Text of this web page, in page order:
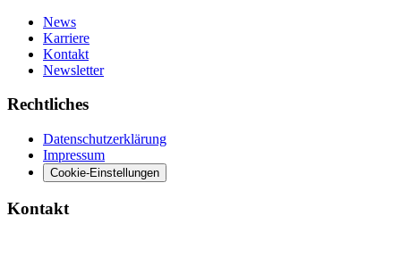
News
Karriere
Kontakt
Newsletter
Rechtliches
Datenschutzerklärung
Impressum
Cookie-Einstellungen
Kontakt